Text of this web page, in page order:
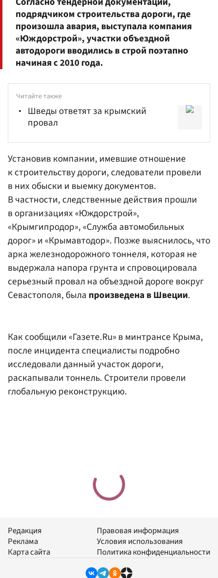
подрядчиком строительства дороги, где
произошла авария, выступала компания
«Юждорстрой», участки объездной
автодороги вводились в строй поэтапно
начиная с 2010 года.
Читайте также
Шведы ответят за крымский
провал
Установив компании, имевшие отношение
к строительству дороги, следователи провели
в них обыски и выемку документов.
В частности, следственные действия прошли
в организациях «Юждорстрой»,
«Крымгипродор», «Служба автомобильных
дорог» и «Крымавтодор». Позже выяснилось, что
арка железнодорожного тоннеля, которая не
выдержала напора грунта и спровоцировала
серьезный провал на объездной дороге вокруг
Севастополя, была произведена в Швеции.
Как сообщили «Газете.Ru» в минтрансе Крыма,
после инцидента специалисты подробно
исследовали данный участок дороги,
раскапывали тоннель. Строители провели
глобальную реконструкцию.
Редакция
Реклама
Карта сайта
Правовая информация
Условия использования
Политика конфиденциальности